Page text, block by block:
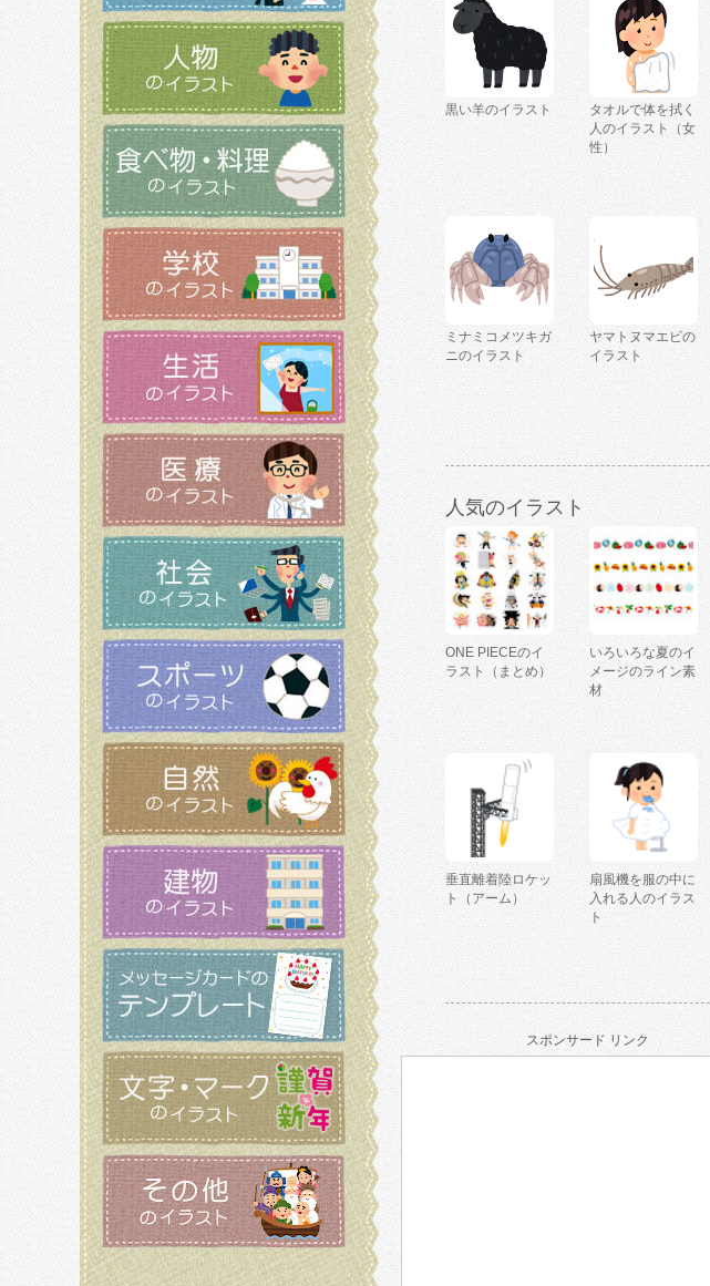
黒い羊のイラスト
タオルで体を拭く
人のイラスト（女
性）
ミナミコメツキガ
ニのイラスト
ヤマトヌマエビの
イラスト
人気のイラスト
ONE PIECEのイ
ラスト（まとめ）
いろいろな夏のイ
メージのライン素
材
垂直離着陸ロケッ
ト（アーム）
扇風機を服の中に
入れる人のイラス
ト
スポンサード リンク